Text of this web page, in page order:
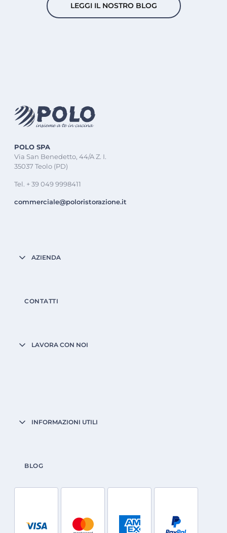
LEGGI IL NOSTRO BLOG
POLO SPA
Via San Benedetto, 44/A Z. I.
35037 Teolo (PD)
Tel. + 39 049 9998411
commerciale@poloristorazione.it
AZIENDA
CONTATTI
LAVORA CON NOI
INFORMAZIONI UTILI
BLOG